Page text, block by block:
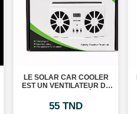
LE SOLAR CAR COOLER
EST UN VENTILATEUR DE
ÉNERGIE SOLAIRE
55 TND